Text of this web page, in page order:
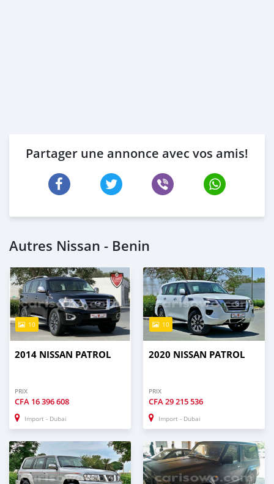
Partager une annonce avec vos amis!
Autres Nissan - Benin
10
2014 NISSAN PATROL
PRIX
CFA 16 396 608
Import - Dubai
10
2020 NISSAN PATROL
PRIX
CFA29 215 536
Import - Dubai